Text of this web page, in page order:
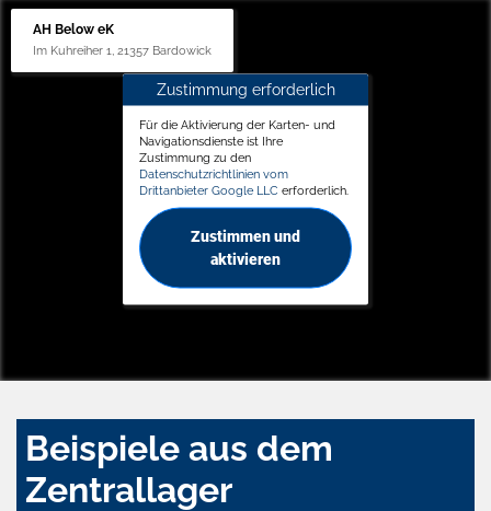
AH Below eK
Im Kuhreiher 1, 21357 Bardowick
Zustimmung erforderlich
Für die Aktivierung der Karten- und
Navigationsdienste ist Ihre
Zustimmung zu den
Datenschutzrichtlinien vom
Drittanbieter Google LLC erforderlich.
Zustimmen und
aktivieren
Beispiele aus dem
Zentrallager